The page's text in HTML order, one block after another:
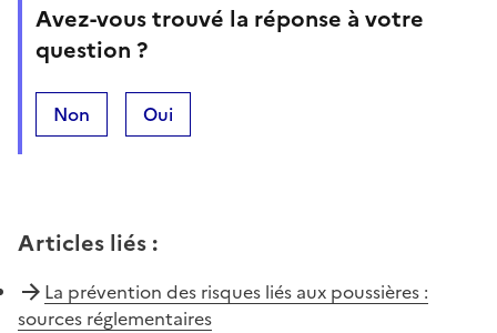
Avez-vous trouvé la réponse à votre
question ?
Non Oui
Articles liés :
La prévention des risques liés aux poussières :
sources réglementaires